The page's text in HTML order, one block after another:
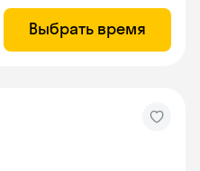
Выбрать время